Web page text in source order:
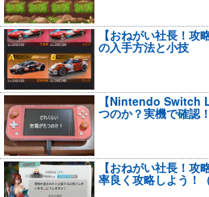
【おねがい社長！攻
の入手方法と小技
【Nintendo Switch
つのか？実機で確認！
【おねがい社長！攻
率良く攻略しよう！